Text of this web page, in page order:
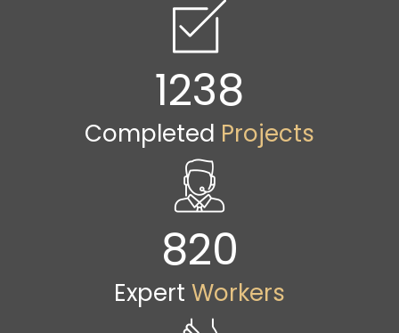
1238
Completed Projects
820
Expert Workers